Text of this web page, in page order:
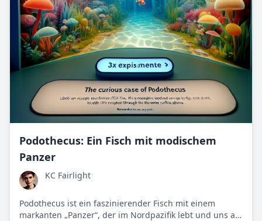
Podothecus: Ein Fisch mit modischem
Panzer
KC Fairlight
Podothecus ist ein faszinierender Fisch mit einem
markanten „Panzer“, der im Nordpazifik lebt und uns an